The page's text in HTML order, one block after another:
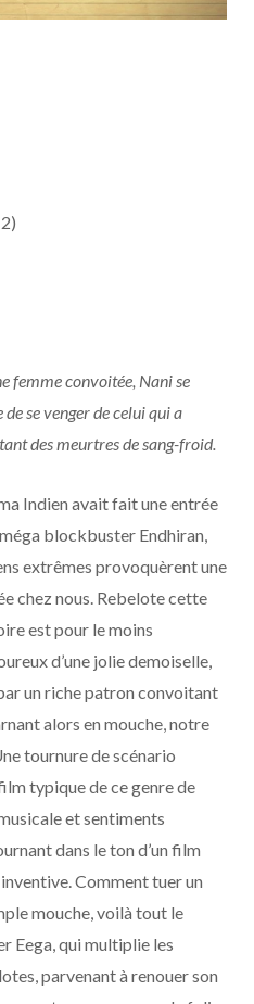
femme convoitée, Nani se
se venger de celui qui a
des meurtres de sang-froid.
Indien avait fait une entrée
blockbuster Endhiran,
extrêmes provoquèrent une
chez nous. Rebelote cette
est pour le moins
d’une jolie demoiselle,
un riche patron convoitant
alors en mouche, notre
tournure de scénario
typique de ce genre de
et sentiments
dans le ton d’un film
Comment tuer un
mouche, voilà tout le
Eega, qui multiplie les
parvenant à renouer son